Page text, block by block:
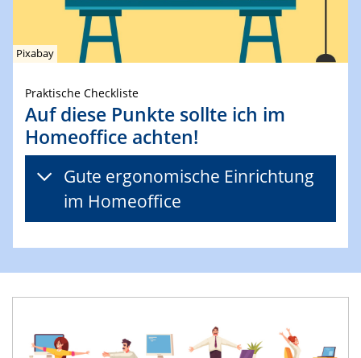
Pixabay
Praktische Checkliste
Auf diese Punkte sollte ich im
Homeoffice achten!
Gute ergonomische Einrichtung
im Homeoffice